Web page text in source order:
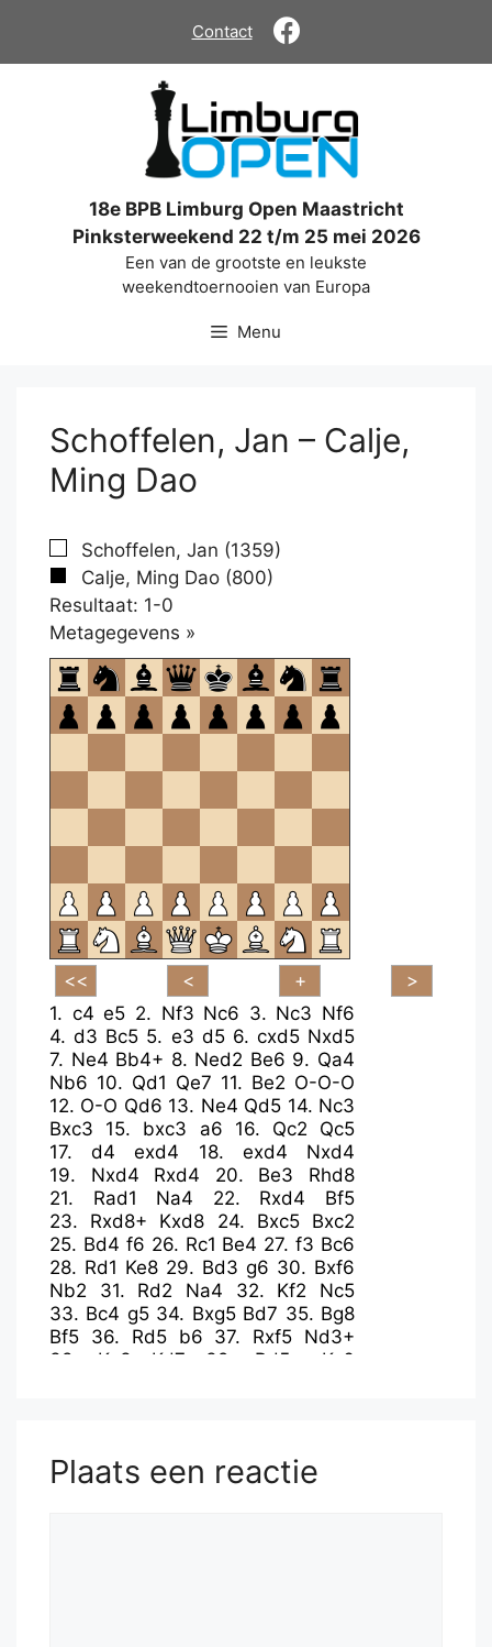
de
Contact
18e BPB Limburg Open Maastricht
Pinksterweekend 22 t/m 25 mei 2026
Een van de grootste en leukste
weekendtoernooien van Europa
Menu
Schoffelen, Jan – Calje,
Ming Dao
Schoffelen, Jan (1359)
Calje, Ming Dao (800)
Resultaat: 1-0
Metagegevens »
om
te
openen.
1. c4 e5 2. Nf3 Nc6 3. Nc3 Nf6
4.d3 Bc5 5. e3 d5 6. cxd5 Nxd5
7. Ne4 Bb4+ 8. Ned2 Be6 9. Qa4
Nb6 10. Qd1 Qe7 11. Be2 O-O-O
12. O-O Qd6 13. Ne4 Qd5 14. Nc3
Bxc3
15. bxc3 a6 16. Qc2
Qc5
17.d4 exd4 18. exd4
Nxd4
19. Nxd4 Rxd4 20. Be3
Rhd8
21. Rad1 Na4 22. Rxd4
Bf5
23. Rxd8+ Kxd8 24. Bxc5
Bxc2
25. Bd4 f6 26. Rc1 Be4 27.f3 Bc6
28. Rd1 Ke8 29. Bd3 g6 30. Bxf6
Nb2
31. Rd2 Na4 32. Kf2
Nc5
33. Bc4 g5 34. Bxg5 Bd7 35. Bg8
Bf5 36. Rd5 b6 37. Rxf5 Nd3+
38. Kg3 Kd7 39. Rd5+
Kc6
50.Be4+ Kc7 51. Ra6 Kd7 52.
Plaats een reactie